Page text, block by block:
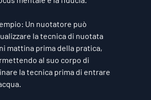
: Un nuotatore può
la tecnica di nuotata
mattina prima della pratica,
al suo corpo di
la tecnica prima di entrare